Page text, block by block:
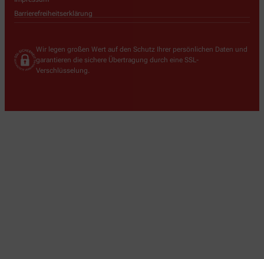
Barrierefreiheitserklärung
Wir legen großen Wert auf den Schutz Ihrer persönlichen Daten und
garantieren die sichere Übertragung durch eine SSL-
Verschlüsselung.